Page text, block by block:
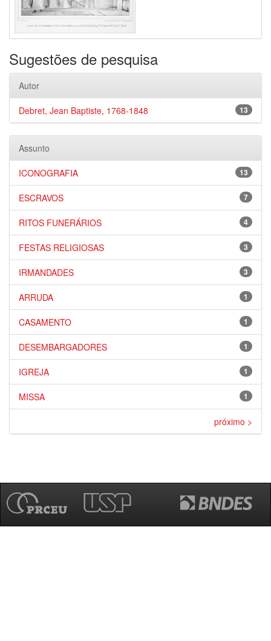
Sugestões de pesquisa
Autor
13
Debret, Jean Baptiste, 1768-1848
Assunto
13
ICONOGRAFIA
7
ESCRAVOS
4
RITOS FUNERÁRIOS
3
FESTAS RELIGIOSAS
3
IRMANDADES
1
ARRUDA
1
CASAMENTO
1
DESEMBARGADORES
1
IGREJA
1
MISSA
próximo >